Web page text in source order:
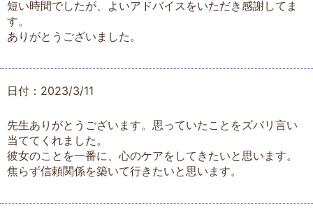
短い時間でしたが、よいアドバイスをいただき感謝してま
す。
ありがとうございました。
日付：2023/3/11
先生ありがとうございます。思っていたことをズバリ言い
当ててくれました。
彼女のことを一番に、心のケアをしてきたいと思います。
焦らず信頼関係を築いて行きたいと思います。